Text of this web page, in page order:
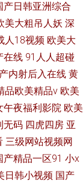
产日韩亚洲综合
美大粗吊人妖 深
人18视频 欧美大
在线 91人人超碰
内射后入在线 黄
品欧美精品v 欧美
午夜福利影院 欧美
无码 四虎四房 亚
三级网站视频网
产精品一区91 小x
日韩小视频 国产